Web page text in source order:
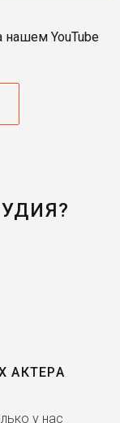
нашем YouTube
АКТЕРА
у нас